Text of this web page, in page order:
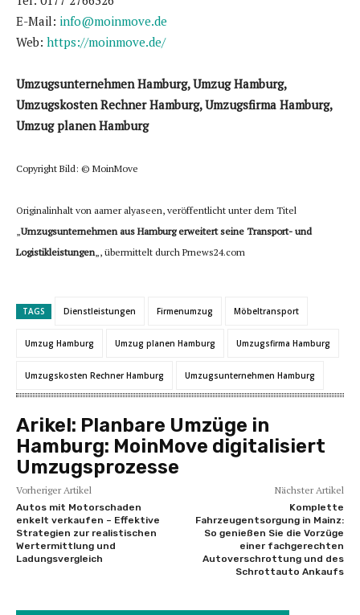
E-Mail: info@moinmove.de
Web: https://moinmove.de/
Umzugsunternehmen Hamburg, Umzug Hamburg,
Umzugskosten Rechner Hamburg, Umzugsfirma Hamburg,
Umzug planen Hamburg
Copyright Bild: © MoinMove
Originalinhalt von aamer alyaseen, veröffentlicht unter dem Titel
Umzugsunternehmen aus Hamburg erweitert seine Transport- und
Logistikleistungen „, übermittelt durch Prnews24.com
TAGS Dienstleistungen Firmenumzug Möbeltransport
Umzug Hamburg Umzug planen Hamburg Umzugsfirma Hamburg
Umzugskosten Rechner Hamburg Umzugsunternehmen Hamburg
Arikel: Planbare Umzüge in
Hamburg: MoinMove digitalisiert
Umzugsprozesse
Vorheriger Artikel
Autos mit Motorschaden
enkelt verkaufen – Effektive
Strategien zur realistischen
Wertermittlung und
Ladungsvergleich
Nächster Artikel
Komplette
Fahrzeugentsorgung in Mainz:
So genießen Sie die Vorzüge
einer fachgerechten
Autoverschrottung und des
Schrottauto Ankaufs